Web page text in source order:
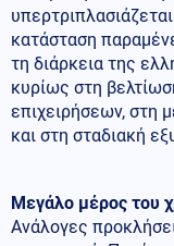
κατάσταση
τη διάρκεια της
κυρίως στη
επιχειρήσεων, στη
και στη σταδιακή
Μεγάλο μέρος του
Ανάλογες